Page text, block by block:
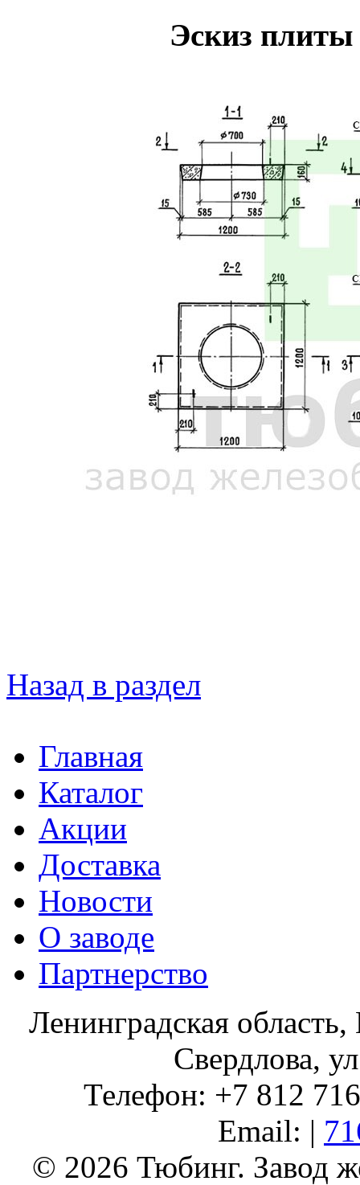
Эскиз
Назад в раздел
Главная
Каталог
Акции
Доставка
Новости
О заводе
Партнерство
Ленинградская
Свердлова,
Телефон: +7 812
Email: |
© 2026 Тюбинг. Завод